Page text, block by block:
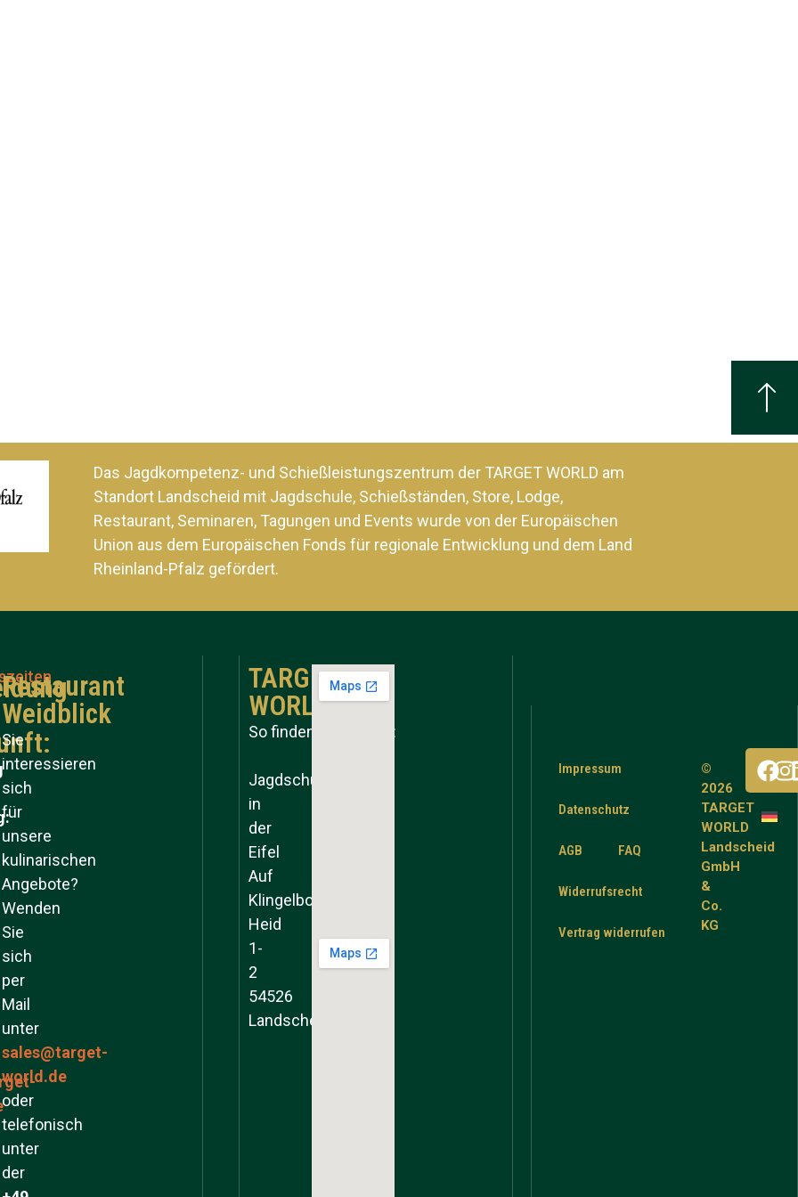
Das Jagdkompetenz- und Schießleistungszentrum der TARGET WORLD am
Standort Landscheid mit Jagdschule, Schießständen, Store, Lodge,
Restaurant, Seminaren, Tagungen und Events wurde von der Europäischen
Union aus dem Europäischen Fonds für regionale Entwicklung und dem Land
Rheinland-Pfalz gefördert.
Restaurant
Weidblick
Sie
interessieren
sich
für
unsere
kulinarischen
Angebote?
Wenden
Sie
sich
per
Mail
unter
sales@target-
world.de
oder
telefonisch
unter
der
TARGET
WORLD
So finden Sie zu uns:
Jagdschule
in
der
Eifel
Auf
Klingelborner
Heid
1-
2
54526
Landscheid
Impressum
Datenschutz
AGB FAQ
Widerrufsrecht
Vertrag widerrufen
©
2026
TARGET
WORLD
Landscheid
GmbH
&
Co.
KG